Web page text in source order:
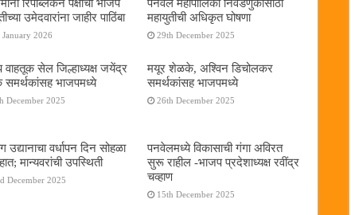
उमेदवारांना जाहीर पाठिंबा
January 2026
महायुतीची अधिकृत घोषणा
29th December 2025
वाहतूक सेल जिल्हाध्यक्ष जयेंद्र
भाजपमध्ये
December 2025
मयूर शेळके, अश्विन डिचोलकर
समर्थकांसह भाजपमध्ये
26th December 2025
उद्यानाचा वर्धापन दिन सोहळा
मान्यवरांची उपस्थिती
December 2025
पनवेलमध्ये विकासाची गंगा अविरत
सुरू राहील -भाजप प्रदेशाध्यक्ष रवींद्र
चव्हाण
15th December 2025